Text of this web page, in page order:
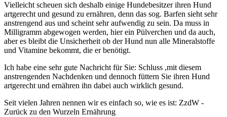
Vielleicht scheuen sich deshalb einige Hundebesitzer ihren Hund
artgerecht und gesund zu ernähren, denn das sog. Barfen sieht sehr
anstrengend aus und scheint sehr aufwendig zu sein. Da muss in
Milligramm abgewogen werden, hier ein Pülverchen und da auch,
aber es bleibt die Unsicherheit ob der Hund nun alle Mineralstoffe
und Vitamine bekommt, die er benötigt.
Ich habe eine sehr gute Nachricht für Sie: Schluss ,mit diesem
anstrengenden Nachdenken und dennoch füttern Sie ihren Hund
artgerecht und ernähren ihn dabei auch wirklich gesund.
Seit vielen Jahren nennen wir es einfach so, wie es ist: ZzdW -
Zurück zu den Wurzeln Ernährung